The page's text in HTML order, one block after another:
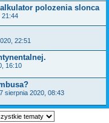
polozenia slonca
21:44
22:51
16:10
sierpnia 2020, 08:43